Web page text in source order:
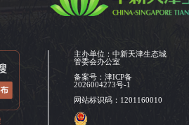
主办单位：中新天津生态城
管委会办公室
备案号：津ICP备
2026004273号-1
网站标识码：1201160010